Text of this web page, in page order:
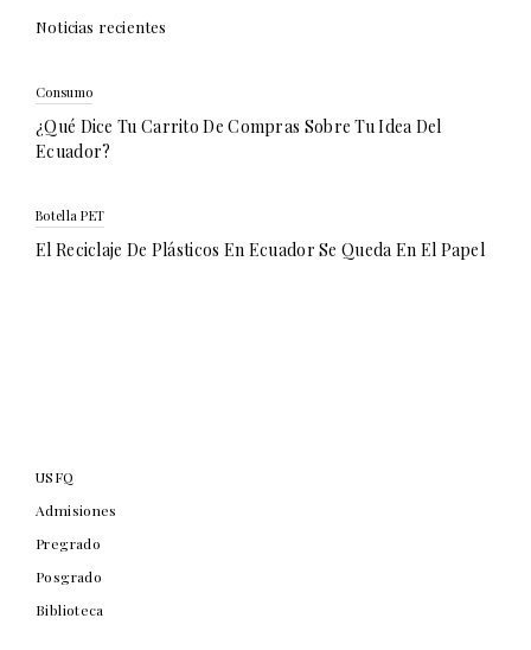
Noticias recientes
Consumo
¿Qué Dice Tu Carrito De Compras Sobre Tu Idea Del
Ecuador?
Botella PET
El Reciclaje De Plásticos En Ecuador Se Queda En El Papel
USFQ
Admisiones
Pregrado
Posgrado
Biblioteca